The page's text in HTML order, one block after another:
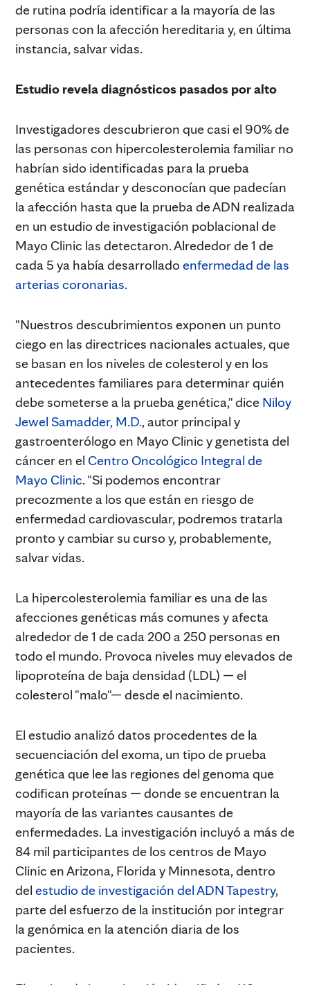
de rutina podría identificar a la mayoría de las
personas con la afección hereditaria y, en última
instancia, salvar vidas.
Estudio revela diagnósticos pasados por alto
Investigadores descubrieron que casi el 90% de
las personas con hipercolesterolemia familiar no
habrían sido identificadas para la prueba
genética estándar y desconocían que padecían
la afección hasta que la prueba de ADN realizada
en un estudio de investigación poblacional de
Mayo Clinic las detectaron. Alrededor de 1 de
cada 5 ya había desarrollado enfermedad de las
arterias coronarias.
"Nuestros descubrimientos exponen un punto
ciego en las directrices nacionales actuales, que
se basan en los niveles de colesterol y en los
antecedentes familiares para determinar quién
debe someterse a la prueba genética," dice Niloy
Jewel Samadder, M.D., autor principal y
gastroenterólogo en Mayo Clinic y genetista del
cáncer en el Centro Oncológico Integral de
Mayo Clinic. "Si podemos encontrar
precozmente a los que están en riesgo de
enfermedad cardiovascular, podremos tratarla
pronto y cambiar su curso y, probablemente,
salvar vidas.
La hipercolesterolemia familiar es una de las
afecciones genéticas más comunes y afecta
alrededor de 1 de cada 200 a 250 personas en
todo el mundo. Provoca niveles muy elevados de
lipoproteína de baja densidad (LDL) — el
colesterol "malo"— desde el nacimiento.
El estudio analizó datos procedentes de la
secuenciación del exoma, un tipo de prueba
genética que lee las regiones del genoma que
codifican proteínas — donde se encuentran la
mayoría de las variantes causantes de
enfermedades. La investigación incluyó a más de
84 mil participantes de los centros de Mayo
Clinic en Arizona, Florida y Minnesota, dentro
del estudio de investigación del ADN Tapestry,
parte del esfuerzo de la institución por integrar
la genómica en la atención diaria de los
pacientes.